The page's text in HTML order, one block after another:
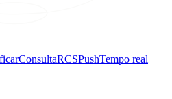
ConsultaRCSPushTempo real